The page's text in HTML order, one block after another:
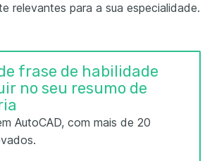
relevantes para a sua especialidade.
frase de habilidade
no seu resumo de
AutoCAD, com mais de 20